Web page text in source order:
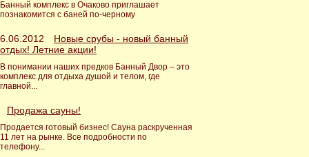
Банный комплекс в Очаково приглашает
познакомится с баней по-черному
6.06.2012
Новые срубы - новый банный
отдых! Летние акции!
В понимании наших предков Банный Двор – это
комплекс для отдыха душой и телом, где
главной...
Продажа сауны!
Продается готовый бизнес! Сауна раскрученная
11 лет на рынке. Все подробности по
телефону...